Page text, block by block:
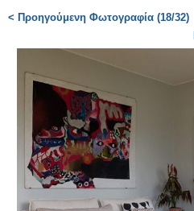
< Προηγούμενη Φωτογραφία (18/32)